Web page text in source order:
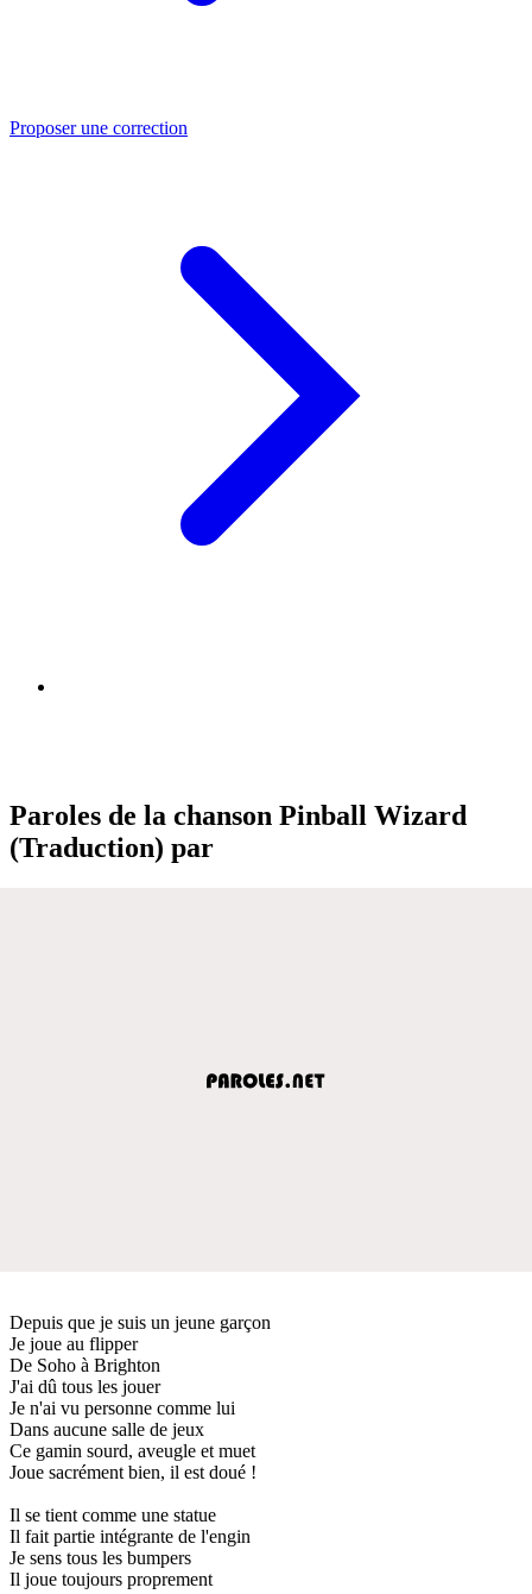
Proposer une correction
Paroles de la chanson Pinball Wizard
(Traduction) par
Depuis que je suis un jeune garçon
Je joue au flipper
De Soho à Brighton
J'ai dû tous les jouer
Je n'ai vu personne comme lui
Dans aucune salle de jeux
Ce gamin sourd, aveugle et muet
Joue sacrément bien, il est doué !
Il se tient comme une statue
Il fait partie intégrante de l'engin
Je sens tous les bumpers
Il joue toujours proprement